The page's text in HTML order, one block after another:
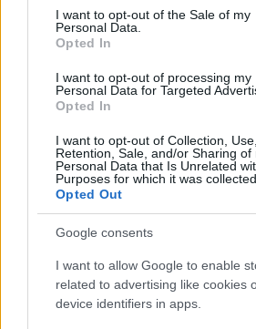
I want to opt-out of the Sale of my
Personal Data.
Opted In
I want to opt-out of processing my
Personal Data for Targeted
Opted In
I want to opt-out of Collection, Use,
Retention, Sale, and/or Sharing of
Personal Data that Is Unrelated
Purposes for which it was collected.
Opted Out
Google consents
I want to allow Google to enable
related to advertising like cookies
device identifiers in apps.
Donbas non erano d’accordo
di stato(quello del 2014,
militari punitive, e non solo
a bombardamenti sistematici
attacchi aerei: tutto ciò che
“genocidio”.
È salvare le persone da questa
questo genocidio: questo è il
motivo e l’obiettivo dell’
abbiamo lanciato nel Donbass
questo è esattamente